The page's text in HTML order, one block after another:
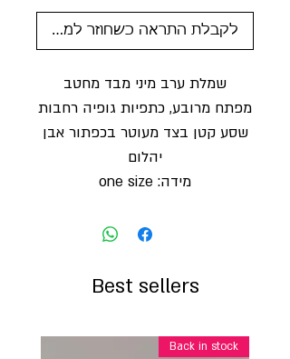
לקבלת התראה כשחוזר למלאי
שמלת ערב מיני מבד מחטב
מפתח מרובע, כתפיות גופיה רחבות
שסע קטן בצד מעוטר בכפתור אבן
יהלום
מידה: one size
Best sellers
Back in stock